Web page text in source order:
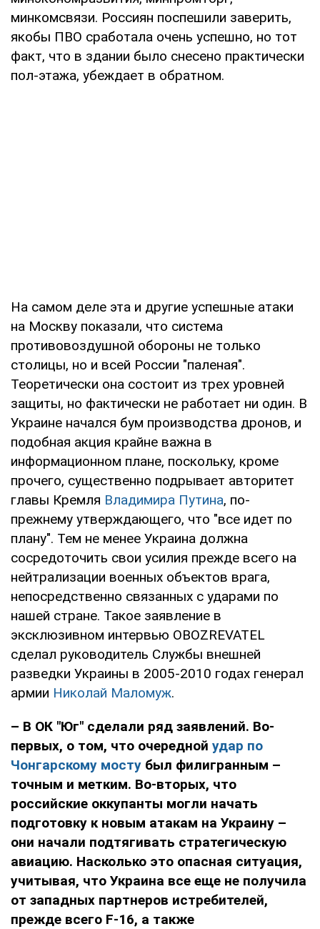
минкомсвязи. Россиян поспешили заверить,
якобы ПВО сработала очень успешно, но тот
факт, что в здании было снесено практически
пол-этажа, убеждает в обратном.
На самом деле эта и другие успешные атаки
на Москву показали, что система
противовоздушной обороны не только
столицы, но и всей России "паленая".
Теоретически она состоит из трех уровней
защиты, но фактически не работает ни один. В
Украине начался бум производства дронов, и
подобная акция крайне важна в
информационном плане, поскольку, кроме
прочего, существенно подрывает авторитет
главы Кремля Владимира Путина, по-
прежнему утверждающего, что "все идет по
плану". Тем не менее Украина должна
сосредоточить свои усилия прежде всего на
нейтрализации военных объектов врага,
непосредственно связанных с ударами по
нашей стране. Такое заявление в
эксклюзивном интервью OBOZREVATEL
сделал руководитель Службы внешней
разведки Украины в 2005-2010 годах генерал
армии Николай Маломуж.
– В ОК "Юг" сделали ряд заявлений. Во-
первых, о том, что очередной удар по
Чонгарскому мосту был филигранным –
точным и метким. Во-вторых, что
российские оккупанты могли начать
подготовку к новым атакам на Украину –
они начали подтягивать стратегическую
авиацию. Насколько это опасная ситуация,
учитывая, что Украина все еще не получила
от западных партнеров истребителей,
прежде всего F-16, а также